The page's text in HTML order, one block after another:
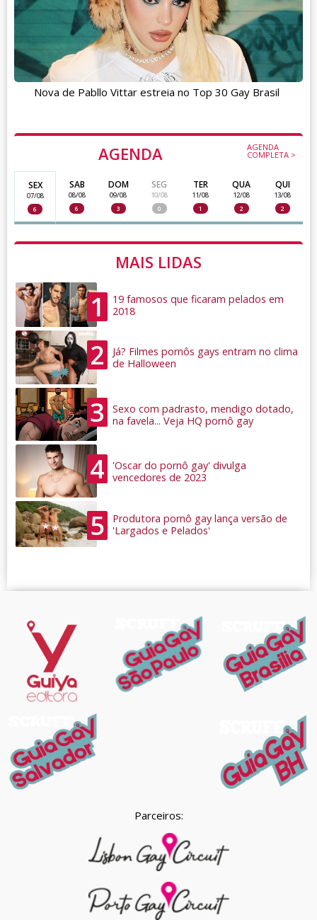
AGENDA AGENDA
COMPLETA >
SEX
07/08
6
SAB
08/08
6
DOM
09/08
3
SEG
10/08
0
TER
11/08
1
QUA
12/08
2
QUI
13/08
2
MAIS LIDAS
1
19 famosos que ficaram pelados em
2018
2
Já? Filmes pornôs gays entram no clima
de Halloween
3
Sexo com padrasto, mendigo dotado,
na favela... Veja HQ pornô gay
4
'Oscar do pornô gay' divulga
vencedores de 2023
5
Produtora pornô gay lança versão de
'Largados e Pelados'
Nova de Pabllo Vittar estreia no Top 30 Gay Brasil
Parceiros: